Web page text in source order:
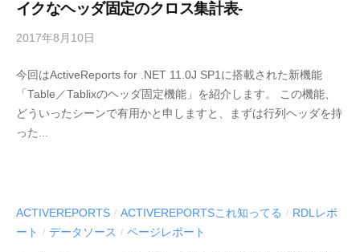
イクなヘッダ固定のクロス集計表-
2017年8月10日
M
E
S
-
d
今回はActiveReports for .NET 11.0J SP1に搭載された新機能
「Table／Tablixのヘッダ固定機能」を紹介します。 この機能、
どういったシーンで有用かと申しますと、まずは行列ヘッダを持
った...
ACTIVEREPORTS / ACTIVEREPORTSこれ知ってる / RDLレポ
ート
/ データソース / ページレポート